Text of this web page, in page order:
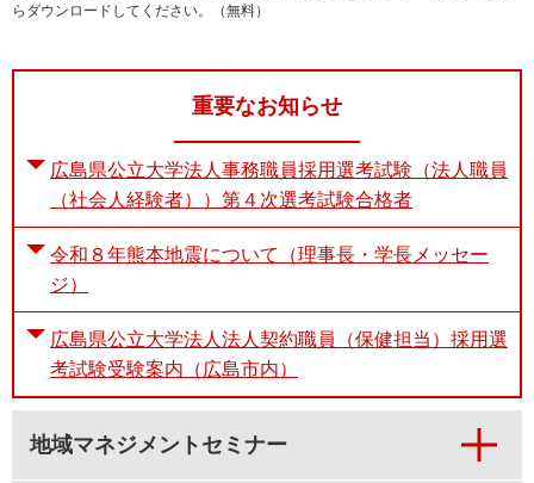
らダウンロードしてください。（無料）
重要なお知らせ
広島県公立大学法人事務職員採用選考試験（法人職員
（社会人経験者））第４次選考試験合格者
令和８年熊本地震について（理事長・学長メッセー
ジ）
広島県公立大学法人法人契約職員（保健担当）採用選
考試験受験案内（広島市内）
地域マネジメントセミナー